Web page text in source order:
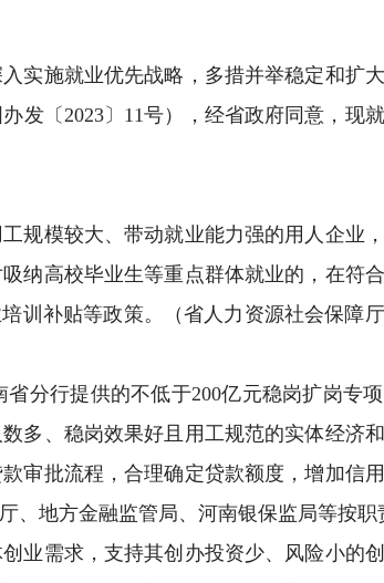
施就业优先战略，多措并举稳定和扩
发〔2023〕11号），经省政府同意，现
模较大、带动就业能力强的用人企业，
纳高校毕业生等重点群体就业的，在符
训补贴等政策。（省人力资源社会保障
行提供的不低于200亿元稳岗扩岗专项
多、稳岗效果好且用工规范的实体经济
审批流程，合理确定贷款额度，增加信
地方金融监管局、河南银保监局等按职
需求，支持其创办投资少、风险小的